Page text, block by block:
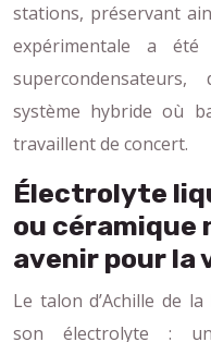
stations, préservant
expérimentale a
système hybride où
travaillent de concert.
Électrolyte
ou céramique
avenir pour la
Le talon d’Achille de
son électrolyte :